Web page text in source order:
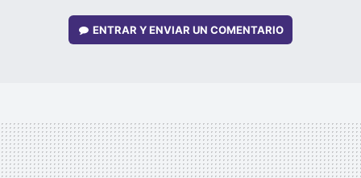
ENTRAR Y ENVIAR UN COMENTARIO